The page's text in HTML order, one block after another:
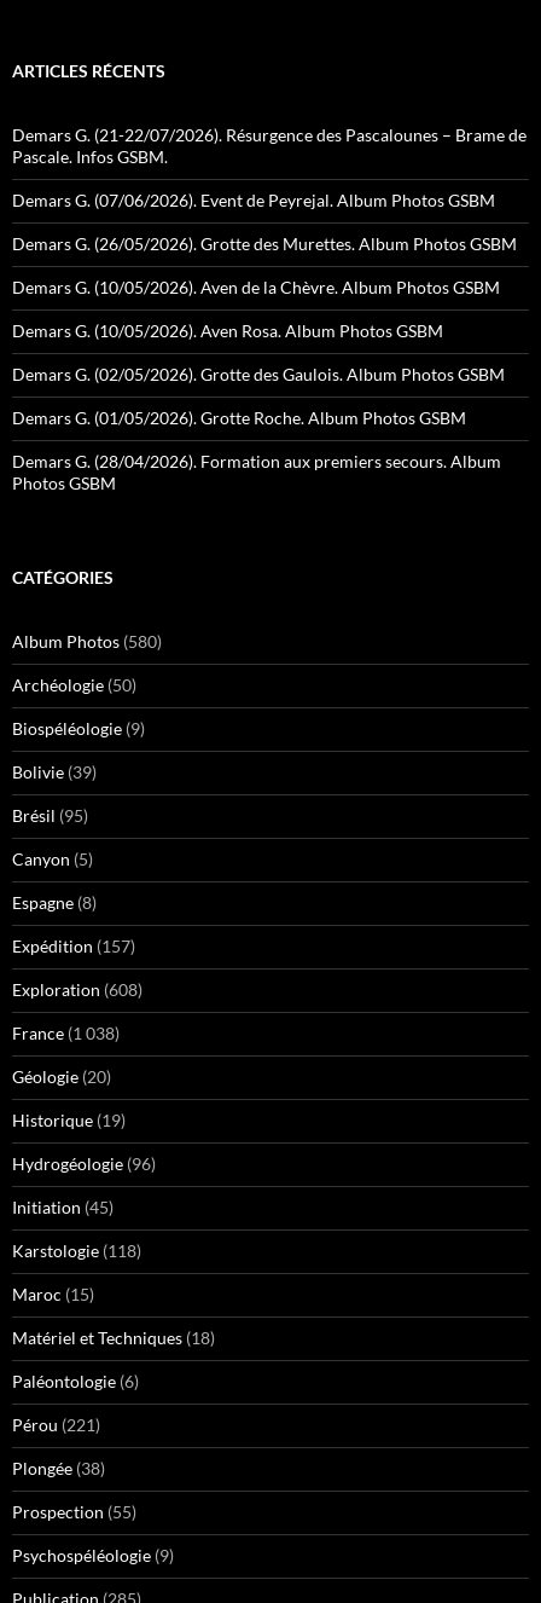
ARTICLES RÉCENTS
Demars G. (21-22/07/2026). Résurgence des Pascalounes – Brame de
Pascale. Infos GSBM.
Demars G. (07/06/2026). Event de Peyrejal. Album Photos GSBM
Demars G. (26/05/2026). Grotte des Murettes. Album Photos GSBM
Demars G. (10/05/2026). Aven de la Chèvre. Album Photos GSBM
Demars G. (10/05/2026). Aven Rosa. Album Photos GSBM
Demars G. (02/05/2026). Grotte des Gaulois. Album Photos GSBM
Demars G. (01/05/2026). Grotte Roche. Album Photos GSBM
Demars G. (28/04/2026). Formation aux premiers secours. Album
Photos GSBM
CATÉGORIES
Album Photos (580)
Archéologie (50)
Biospéléologie (9)
Bolivie (39)
Brésil (95)
Canyon (5)
Espagne (8)
Expédition (157)
Exploration (608)
France (1 038)
Géologie (20)
Historique (19)
Hydrogéologie (96)
Initiation (45)
Karstologie (118)
Maroc (15)
Matériel et Techniques (18)
Paléontologie (6)
Pérou (221)
Plongée (38)
Prospection (55)
Psychospéléologie (9)